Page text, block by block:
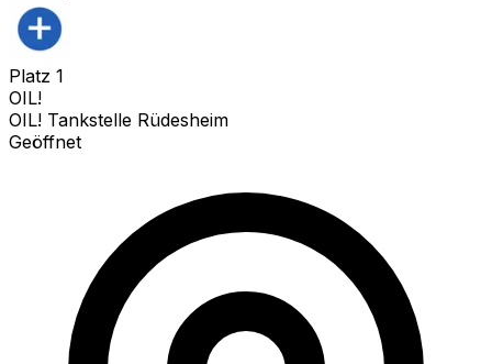
Platz 1
OIL!
OIL! Tankstelle Rüdesheim
Geöffnet